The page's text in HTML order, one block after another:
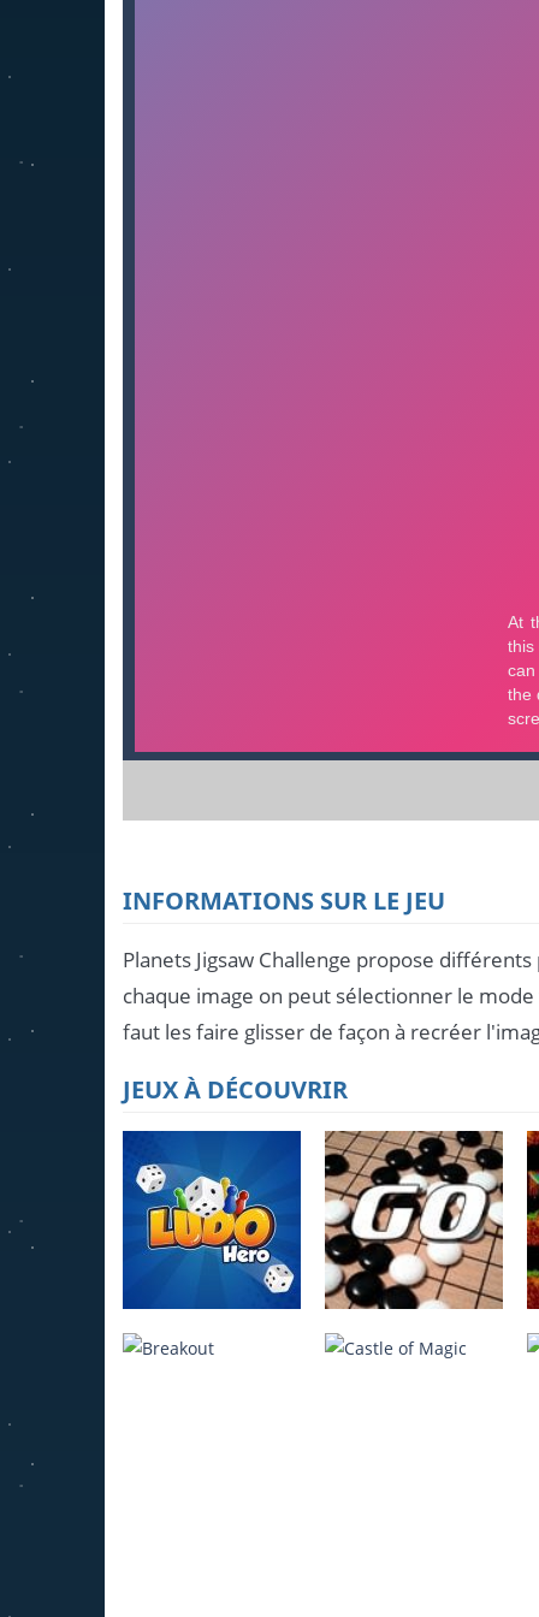
INFORMATIONS SUR LE JEU
Planets Jigsaw Challenge propose
chaque image on peut sélectionner le
faut les faire glisser de façon à recréer
JEUX À DÉCOUVRIR